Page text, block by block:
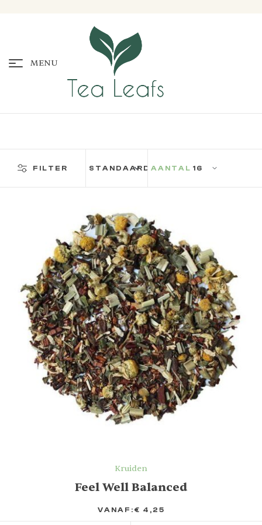
MENU
FILTER AANTAL
Kruiden
Feel Well Balanced
VANAF: € 4,25